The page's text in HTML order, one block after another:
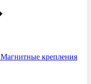
Магнитные крепления